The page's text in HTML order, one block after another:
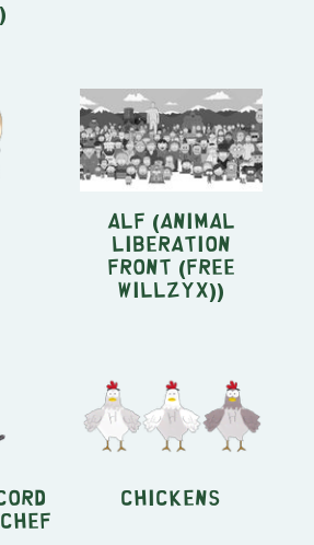
ALF (Animal
Liberation
Front (Free
Willzyx))
Chickens